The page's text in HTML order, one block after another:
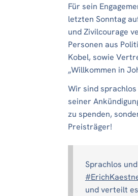
Für sein
letzten Sonntag
und Zivilcourage
Personen aus
Kobel, sowie
„Willkommen in
Wir sind
seiner
zu spenden,
Preisträger!
Sprachlos
und verteilt